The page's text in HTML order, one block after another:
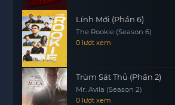
giá về tình cảm gia đình và sự hy
thông điệp mạnh mẽ về tình yêu
chấp nhận. Hãy cùng theo dõi
xúc của cặp vợ chồng này và cô
họ trong bộ phim đầy ý nghĩa này.
Lính Mới (Phần 6)
The Rookie (Season 6)
0 lượt xem
Trùm Sát Thủ (Phần 2)
Mr. Avila (Season 2)
0 lượt xem